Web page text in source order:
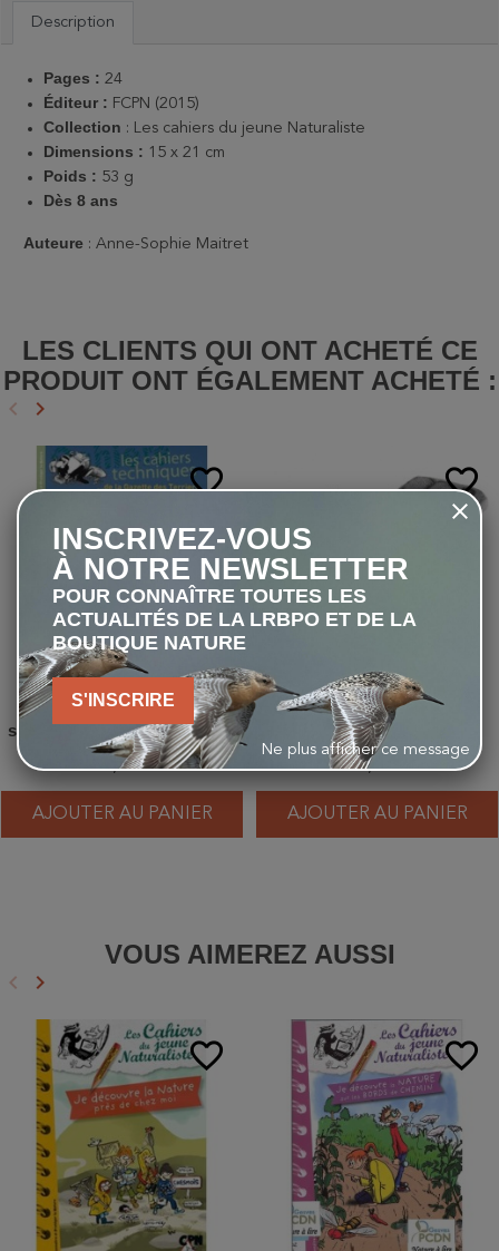
Description
Pages : 24
Éditeur : FCPN (2015)
Collection : Les cahiers du jeune Naturaliste
Dimensions : 15 x 21 cm
Poids : 53 g
Dès 8 ans
Auteure : Anne-Sophie Maitret
LES CLIENTS QUI ONT ACHETÉ CE
PRODUIT ONT ÉGALEMENT ACHETÉ :
Précédent
keyboard_arrow_left Suivant
keyboard_arrow_right
favorite_border
Sur le chemin des Plantes
sauvages - Premiers pas vers
la botanique amusante
10,00 €
AJOUTER AU PANIER
favorite_border
Peluche sonore - Mésange
charbonnière
11,90 €
AJOUTER AU PANIER
VOUS AIMEREZ AUSSI
Précédent
keyboard_arrow_left Suivant
keyboard_arrow_right
favorite_border favorite_border
INSCRIVEZ-VOUS
À NOTRE NEWSLETTER
POUR CONNAÎTRE TOUTES LES
ACTUALITÉS DE LA LRBPO ET DE LA
BOUTIQUE NATURE
S'INSCRIRE
Ne plus afficher ce message